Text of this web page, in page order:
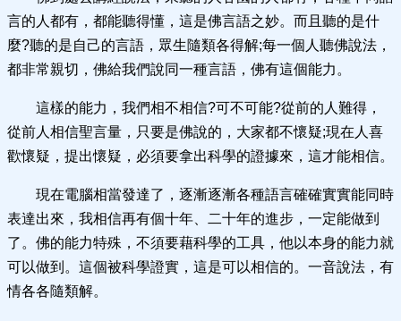
言的人都有，都能聽得懂，這是佛言語之妙。而且聽的是什
麼?聽的是自己的言語，眾生隨類各得解;每一個人聽佛說法，
都非常親切，佛給我們說同一種言語，佛有這個能力。
這樣的能力，我們相不相信?可不可能?從前的人難得，
從前人相信聖言量，只要是佛說的，大家都不懷疑;現在人喜
歡懷疑，提出懷疑，必須要拿出科學的證據來，這才能相信。
現在電腦相當發達了，逐漸逐漸各種語言確確實實能同時
表達出來，我相信再有個十年、二十年的進步，一定能做到
了。佛的能力特殊，不須要藉科學的工具，他以本身的能力就
可以做到。這個被科學證實，這是可以相信的。一音說法，有
情各各隨類解。